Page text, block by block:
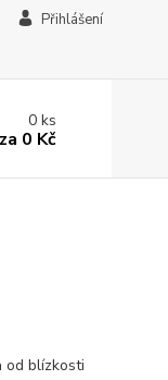
Přihlášení
0ks
za 0 Kč
od blízkosti